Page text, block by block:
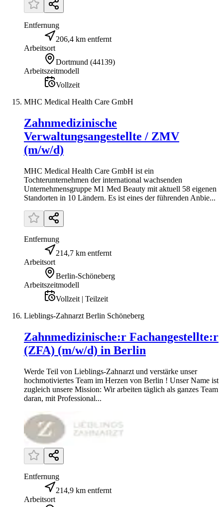
Entfernung
206,4 km entfernt
Arbeitsort
Dortmund (44139)
Arbeitszeitmodell
Vollzeit
MHC Medical Health Care GmbH
Zahnmedizinische
Verwaltungsangestellte / ZMV
(m/w/d)
MHC Medical Health Care GmbH ist ein
Tochterunternehmen der international wachsenden
Unternehmensgruppe M1 Med Beauty mit aktuell 58 eigenen
Standorten in 10 Ländern. Es ist eines der führenden Anbie...
Entfernung
214,7 km entfernt
Arbeitsort
Berlin-Schöneberg
Arbeitszeitmodell
Vollzeit | Teilzeit
Lieblings-Zahnarzt Berlin Schöneberg
Zahnmedizinische:r Fachangestellte:r
(ZFA) (m/w/d) in Berlin
Werde Teil von Lieblings-Zahnarzt und verstärke unser
hochmotiviertes Team im Herzen von Berlin ! Unser Name ist
zugleich unsere Mission: Wir arbeiten täglich als ganzes Team
daran, mit Professional...
Entfernung
214,9 km entfernt
Arbeitsort